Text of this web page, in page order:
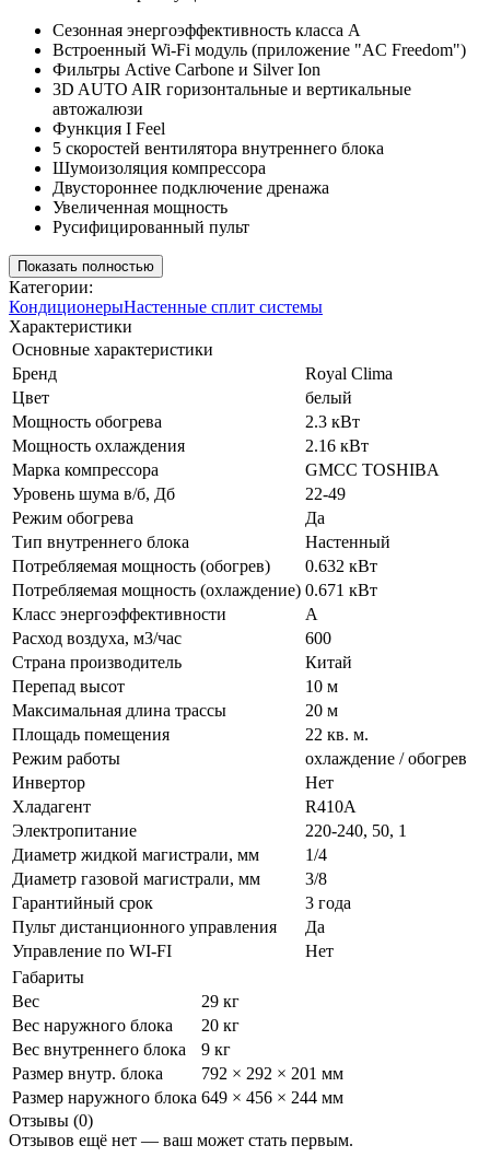
Сезонная энергоэффективность класса А
Встроенный Wi-Fi модуль (приложение "AC Freedom")
Фильтры Active Carbone и Silver Ion
3D AUTO AIR горизонтальные и вертикальные
автожалюзи
Функция I Feel
5 скоростей вентилятора внутреннего блока
Шумоизоляция компрессора
Двустороннее подключение дренажа
Увеличенная мощность
Русифицированный пульт
Показать полностью
Категории:
КондиционерыНастенные сплит системы
Характеристики
Основные характеристики
Бренд
Royal Clima
Цвет
белый
Мощность обогрева
2.3 кВт
Мощность охлаждения
2.16 кВт
Марка компрессора
GMCC TOSHIBA
Уровень шума в/б, Дб
22-49
Режим обогрева
Да
Тип внутреннего блока
Настенный
Потребляемая мощность (обогрев)
0.632 кВт
Потребляемая мощность (охлаждение) 0.671 кВт
Класс энергоэффективности
A
Расход воздуха, м3/час
600
Страна производитель
Китай
Перепад высот
10 м
Максимальная длина трассы
20 м
Площадь помещения
22 кв. м.
Режим работы
охлаждение / обогрев
Инвертор
Нет
Хладагент
R410A
Электропитание
220-240, 50, 1
Диаметр жидкой магистрали, мм
1/4
Диаметр газовой магистрали, мм
3/8
Гарантийный срок
3 года
Пульт дистанционного управления
Да
Управление по WI-FI
Нет
Габариты
Вес
29 кг
Вес наружного блока
20 кг
Вес внутреннего блока
9 кг
Размер внутр. блока
792 × 292 × 201 мм
Размер наружного блока 649 × 456 × 244 мм
Отзывы (0)
Отзывов ещё нет — ваш может стать первым.